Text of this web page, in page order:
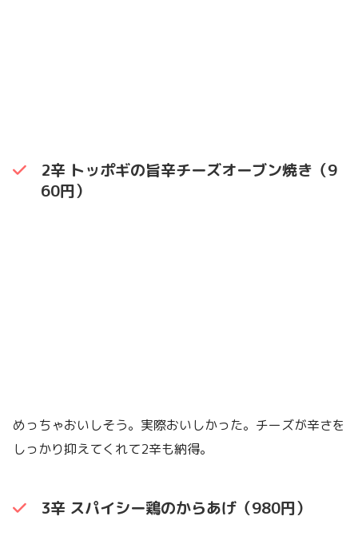
2辛 トッポギの旨辛チーズオーブン焼き（9
60円）
めっちゃおいしそう。実際おいしかった。チーズが辛さを
しっかり抑えてくれて2辛も納得。
3辛 スパイシー鶏のからあげ（980円）